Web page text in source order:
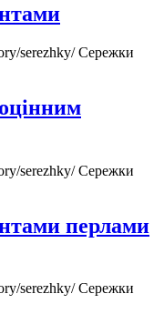
serezhky/Сережки
serezhky/Сережки
перлами
serezhky/Сережки